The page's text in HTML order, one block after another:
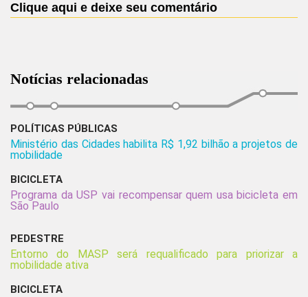
Clique aqui e deixe seu comentário
Notícias relacionadas
POLÍTICAS PÚBLICAS
Ministério das Cidades habilita R$ 1,92 bilhão a projetos de
mobilidade
BICICLETA
Programa da USP vai recompensar quem usa bicicleta em
São Paulo
PEDESTRE
Entorno do MASP será requalificado para priorizar a
mobilidade ativa
BICICLETA